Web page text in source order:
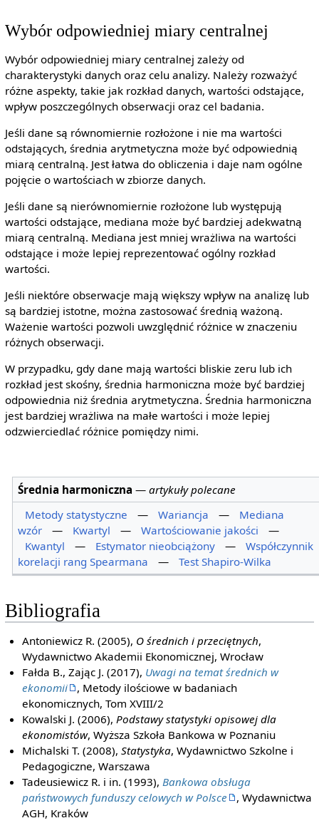
Wybór odpowiedniej miary centralnej
Wybór odpowiedniej miary centralnej zależy od
charakterystyki danych oraz celu analizy. Należy rozważyć
różne aspekty, takie jak rozkład danych, wartości odstające,
wpływ poszczególnych obserwacji oraz cel badania.
Jeśli dane są równomiernie rozłożone i nie ma wartości
odstających, średnia arytmetyczna może być odpowiednią
miarą centralną. Jest łatwa do obliczenia i daje nam ogólne
pojęcie o wartościach w zbiorze danych.
Jeśli dane są nierównomiernie rozłożone lub występują
wartości odstające, mediana może być bardziej adekwatną
miarą centralną. Mediana jest mniej wrażliwa na wartości
odstające i może lepiej reprezentować ogólny rozkład
wartości.
Jeśli niektóre obserwacje mają większy wpływ na analizę lub
są bardziej istotne, można zastosować średnią ważoną.
Ważenie wartości pozwoli uwzględnić różnice w znaczeniu
różnych obserwacji.
W przypadku, gdy dane mają wartości bliskie zeru lub ich
rozkład jest skośny, średnia harmoniczna może być bardziej
odpowiednia niż średnia arytmetyczna. Średnia harmoniczna
jest bardziej wrażliwa na małe wartości i może lepiej
odzwierciedlać różnice pomiędzy nimi.
Średnia harmoniczna —artykuły polecane
Metody statystyczne
— Wariancja —
Mediana
wzór
— Kwartyl — Wartościowanie jakości
—
Kwantyl
— Estymator nieobciążony —
Współczynnik
korelacji rang Spearmana
— Test Shapiro-Wilka
Bibliografia
Antoniewicz R. (2005), O średnich i przeciętnych,
Wydawnictwo Akademii Ekonomicznej, Wrocław
Fałda B., Zając J. (2017), Uwagi na temat średnich w
ekonomii
, Metody ilościowe w badaniach
ekonomicznych, Tom XVIII/2
Kowalski J. (2006), Podstawy statystyki opisowej dla
ekonomistów, Wyższa Szkoła Bankowa w Poznaniu
Michalski T. (2008),Statystyka, Wydawnictwo Szkolne i
Pedagogiczne, Warszawa
Tadeusiewicz R. i in. (1993), Bankowa obsługa
państwowych funduszy celowych w Polsce
, Wydawnictwa
AGH, Kraków